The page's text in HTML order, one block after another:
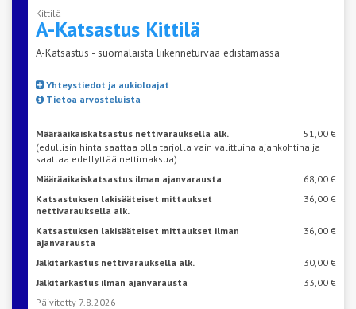
Kittilä
A-Katsastus Kittilä
A-Katsastus - suomalaista liikenneturvaa edistämässä
Yhteystiedot ja aukioloajat
Tietoa arvosteluista
Määräaikaiskatsastus nettivarauksella alk.
51,00 €
(edullisin hinta saattaa olla tarjolla vain valittuina ajankohtina ja
saattaa edellyttää nettimaksua)
Määräaikaiskatsastus ilman ajanvarausta
68,00 €
Katsastuksen lakisääteiset mittaukset
nettivarauksella alk.
36,00 €
Katsastuksen lakisääteiset mittaukset ilman
ajanvarausta
36,00 €
Jälkitarkastus nettivarauksella alk.
30,00 €
Jälkitarkastus ilman ajanvarausta
33,00 €
Päivitetty 7.8.2026